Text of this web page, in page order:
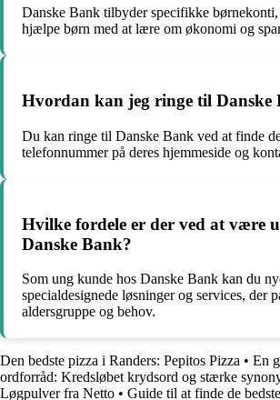
Danske Bank tilbyder specifikke
hjælpe børn med at lære om økonomi og
Hvordan kan jeg ringe til Danske
Du kan ringe til Danske Bank ved at finde
telefonnummer på deres hjemmeside og
Hvilke fordele er der ved at være
Danske Bank?
Som ung kunde hos Danske Bank kan du
specialdesignede løsninger og services, der
aldersgruppe og behov.
Den bedste pizza i Randers: Pepitos Pizza • En
ordforråd: Kredsløbet krydsord og stærke
Løgpulver fra Netto • Guide til at finde de